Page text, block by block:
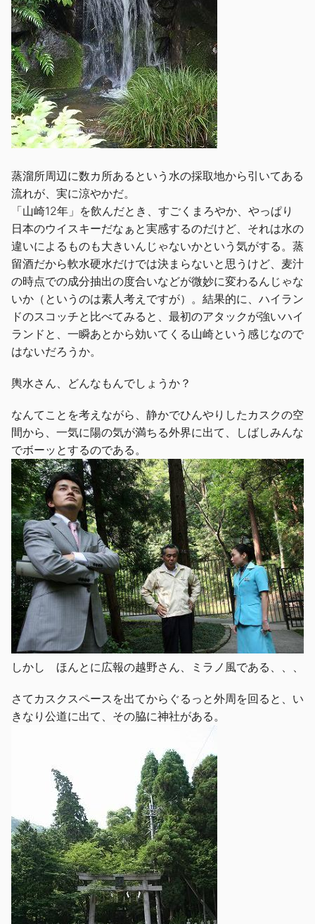
蒸溜所周辺に数カ所あるという水の採取地から引いてある
流れが、実に涼やかだ。
「山崎12年」を飲んだとき、すごくまろやか、やっぱり
日本のウイスキーだなぁと実感するのだけど、それは水の
違いによるものも大きいんじゃないかという気がする。蒸
留酒だから軟水硬水だけでは決まらないと思うけど、麦汁
の時点での成分抽出の度合いなどが微妙に変わるんじゃな
いか（というのは素人考えですが）。結果的に、ハイラン
ドのスコッチと比べてみると、最初のアタックが強いハイ
ランドと、一瞬あとから効いてくる山崎という感じなので
はないだろうか。
輿水さん、どんなもんでしょうか？
なんてことを考えながら、静かでひんやりしたカスクの空
間から、一気に陽の気が満ちる外界に出て、しばしみんな
でボーッとするのである。
しかし ほんとに広報の越野さん、ミラノ風である、、、
さてカスクスペースを出てからぐるっと外周を回ると、い
きなり公道に出て、その脇に神社がある。